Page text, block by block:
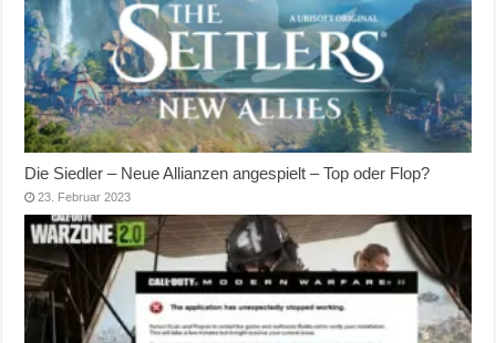
Die Siedler – Neue Allianzen angespielt – Top oder Flop?
23. Februar 2023